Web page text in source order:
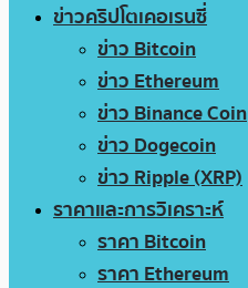
ข่าวคริปโตเคอเรนซี่
ข่าว Bitcoin
ข่าว Ethereum
ข่าว Binance Coin
ข่าว Dogecoin
ข่าว Ripple (XRP)
ราคาและการวิเคราะห์
ราคา Bitcoin
ราคา Ethereum